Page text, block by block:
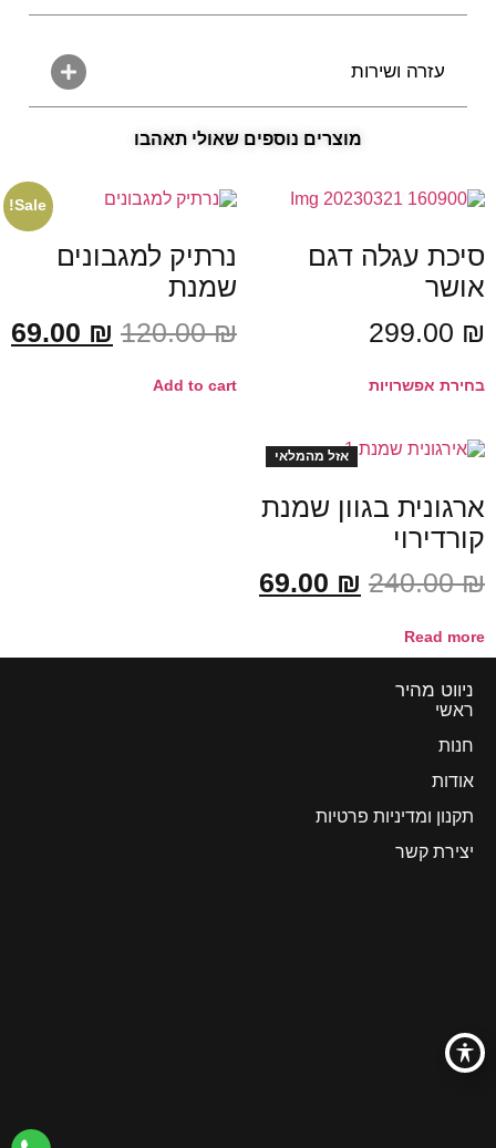
עזרה ושירות
מוצרים נוספים שאולי תאהבו
סיכת עגלה דגם
אושר
299.00 ₪
בחירת אפשרויות
Sale!
נרתיק למגבונים
שמנת
120.00₪
69.00 ₪
Add to cart
ארגונית בגוון שמנת
קורדירוי
240.00₪
69.00 ₪
Read more
ניווט מהיר
ראשי
חנות
אודות
תקנון ומדיניות פרטיות
יצירת קשר